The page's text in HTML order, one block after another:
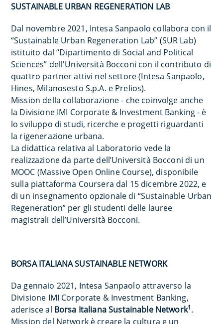
SUSTAINABLE URBAN REGENERATION LAB
Dal novembre 2021, Intesa Sanpaolo collabora con il
“Sustainable Urban Regeneration Lab” (SUR Lab)
istituito dal “Dipartimento di Social and Political
Sciences” dell'Università Bocconi con il contributo di
quattro partner attivi nel settore (Intesa Sanpaolo,
Hines, Milanosesto S.p.A. e Prelios).
Mission della collaborazione - che coinvolge anche
la Divisione IMI Corporate & Investment Banking - è
lo sviluppo di studi, ricerche e progetti riguardanti
la rigenerazione urbana.
La didattica relativa al Laboratorio vede la
realizzazione da parte dell’Università Bocconi di un
MOOC (Massive Open Online Course), disponibile
sulla piattaforma Coursera dal 15 dicembre 2022, e
di un insegnamento opzionale di “Sustainable Urban
Regeneration” per gli studenti delle lauree
magistrali dell’Università Bocconi.
BORSA ITALIANA SUSTAINABLE NETWORK
Da gennaio 2021, Intesa Sanpaolo attraverso la
Divisione IMI Corporate & Investment Banking,
aderisce al Borsa Italiana Sustainable Network1.
Mission del Network è creare la cultura e un